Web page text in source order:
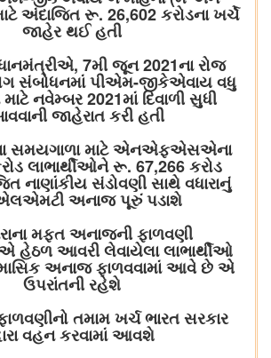
અંદાજિત રૂ. 26,602 કરોડના ખર્ચે
જાહેર થઈ હતી
7મી જૂન 2021ના રોજ
સંબોધનમાં પીએમ-જીકેએવાય વધુ
નવેમ્બર 2021માં દિવાળી સુધી
જાહેરાત કરી હતી
સમયગાળા માટે એનએફએસએના
લાભાર્થીઓને રૂ. 67,266 કરોડ
નાણાંકીય સંડોવણી સાથે વધારાનું
અનાજ પૂરું પડાશે
મફત અનાજની ફાળવણી
આવરી લેવાયેલા લાભાર્થીઓ
માસિક અનાજ ફાળવવામાં આવે છે એ
ઉપરાંતની રહેશે
તમામ ખર્ચ ભારત સરકાર
વહન કરવામાં આવશે